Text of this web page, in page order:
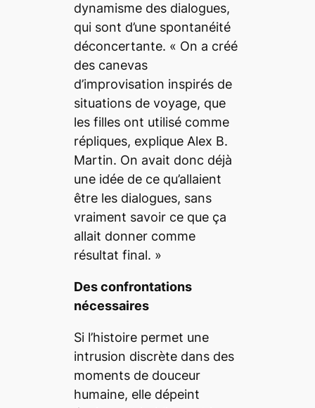
dynamisme des dialogues,
qui sont d’une spontanéité
déconcertante. « On a créé
des canevas
d’improvisation inspirés de
situations de voyage, que
les filles ont utilisé comme
répliques, explique Alex B.
Martin. On avait donc déjà
une idée de ce qu’allaient
être les dialogues, sans
vraiment savoir ce que ça
allait donner comme
résultat final. »
Des confrontations
nécessaires
Si l’histoire permet une
intrusion discrète dans des
moments de douceur
humaine, elle dépeint